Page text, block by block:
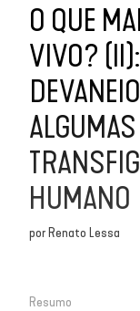
O QUE
VIVO?
ALGUMAS
HUMANO
porRenato Lessa
Resumo